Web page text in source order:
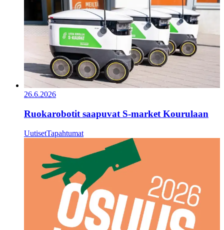
26.6.2026
Ruokarobotit saapuvat S-market Kourulaan
UutisetTapahtumat